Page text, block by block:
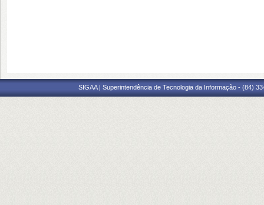
SIGAA | Superintendência de Tecnologia da Informação - (84)